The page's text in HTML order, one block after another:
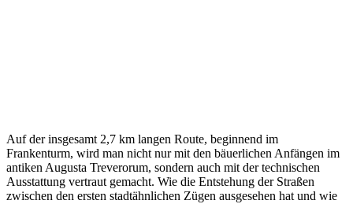
Auf der insgesamt 2,7 km langen Route, beginnend im
Frankenturm, wird man nicht nur mit den bäuerlichen Anfängen im
antiken Augusta Treverorum, sondern auch mit der technischen
Ausstattung vertraut gemacht. Wie die Entstehung der Straßen
zwischen den ersten stadtähnlichen Zügen ausgesehen hat und wie